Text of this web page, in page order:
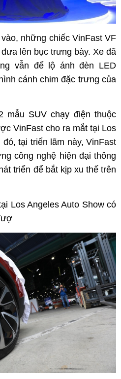
những chiếc VinFast VF
lên bục trưng bày. Xe đã
vẫn để lộ ánh đèn LED
cánh chim đặc trưng của
mẫu SUV chạy điện thuộc
VinFast cho ra mắt tại Los
tại triển lãm này, VinFast
công nghệ hiện đại thông
triển để bắt kịp xu thế trên
Los Angeles Auto Show có